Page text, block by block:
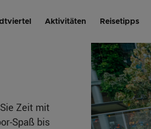
Aktivitäten Reisetipps
Zeit mit
Spaß bis